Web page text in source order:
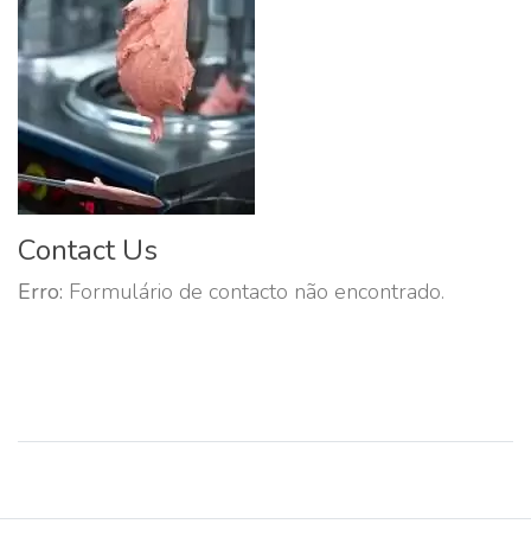
Contact Us
Erro: Formulário de contacto não encontrado.